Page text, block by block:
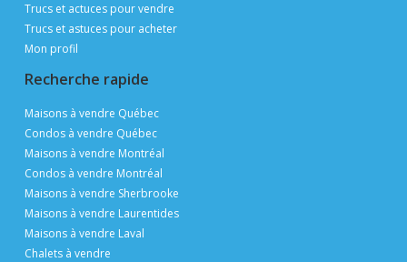
Trucs et actuces pour vendre
Trucs et astuces pour acheter
Mon profil
Recherche rapide
Maisons à vendre Québec
Condos à vendre Québec
Maisons à vendre Montréal
Condos à vendre Montréal
Maisons à vendre Sherbrooke
Maisons à vendre Laurentides
Maisons à vendre Laval
Chalets à vendre